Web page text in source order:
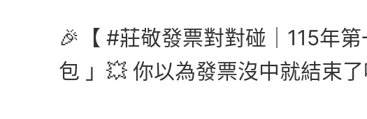
🎉【 #莊敬發票對對碰｜115年
包 」💥 你以為發票沒中就結束